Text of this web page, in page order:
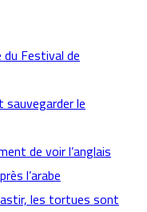
Festival de
le
de voir l’anglais
l’arabe
les tortues sont